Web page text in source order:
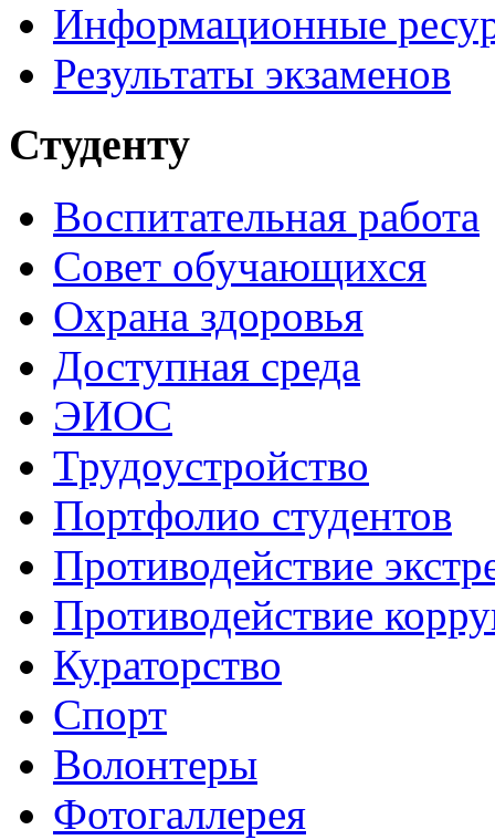
Информационные
Результаты экзаменов
Студенту
Воспитательная работа
Совет обучающихся
Охрана здоровья
Доступная среда
ЭИОС
Трудоустройство
Портфолио студентов
Противодействие
Противодействие
Кураторство
Спорт
Волонтеры
Фотогаллерея